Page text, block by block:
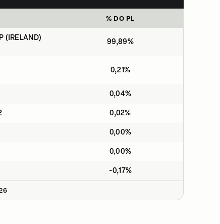
% DO PL
(IRELAND)
99,89%
0,21%
0,04%
0,02%
0,00%
0,00%
-0,17%